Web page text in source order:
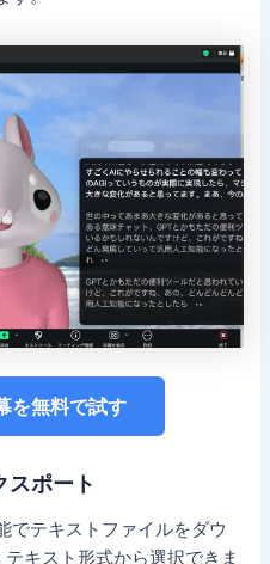
を無料で試す
スポート
でテキストファイルをダウ
キスト形式から選択できま